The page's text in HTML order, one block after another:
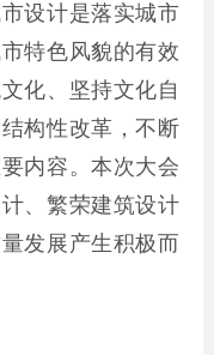
设计是落实城市
特色风貌的有效
化、坚持文化自
构性改革，不断
内容。本次大会
、繁荣建筑设计
发展产生积极而